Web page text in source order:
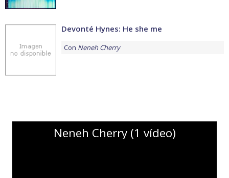
Devonté Hynes: He she me
Con Neneh Cherry
Neneh Cherry (1 vídeo)